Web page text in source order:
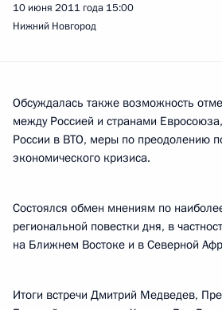
10 июня 2011 года 15:00
Нижний Новгород
Обсуждалась также возможность
между Россией и странами
России в ВТО, меры по преодолению
экономического кризиса.
Состоялся обмен мнениям по
региональной повестки дня, в
на Ближнем Востоке и в Северной
Итоги встречи Дмитрий Медведев,